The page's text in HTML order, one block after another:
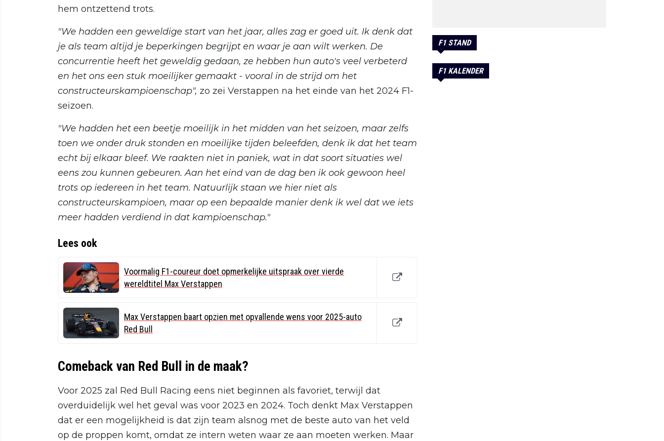
hem ontzettend trots.
"We hadden een geweldige start van het jaar, alles zag er goed uit. Ik denk dat
je als team altijd je beperkingen begrijpt en waar je aan wilt werken. De
concurrentie heeft het geweldig gedaan, ze hebben hun auto's veel verbeterd
en het ons een stuk moeilijker gemaakt - vooral in de strijd om het
constructeurskampioenschap", zo zei Verstappen na het einde van het 2024 F1-
seizoen.
"We hadden het een beetje moeilijk in het midden van het seizoen, maar zelfs
toen we onder druk stonden en moeilijke tijden beleefden, denk ik dat het team
echt bij elkaar bleef. We raakten niet in paniek, wat in dat soort situaties wel
eens zou kunnen gebeuren. Aan het eind van de dag ben ik ook gewoon heel
trots op iedereen in het team. Natuurlijk staan we hier niet als
constructeurskampioen, maar op een bepaalde manier denk ik wel dat we iets
meer hadden verdiend in dat kampioenschap."
Lees ook
Voormalig F1-coureur doet opmerkelijke uitspraak over vierde
wereldtitel Max Verstappen
Max Verstappen baart opzien met opvallende wens voor 2025-auto
Red Bull
Comeback van Red Bull in de maak?
Voor 2025 zal Red Bull Racing eens niet beginnen als favoriet, terwijl dat
overduidelijk wel het geval was voor 2023 en 2024. Toch denkt Max Verstappen
dat er een mogelijkheid is dat zijn team alsnog met de beste auto van het veld
op de proppen komt, omdat ze intern weten waar ze aan moeten werken. Maar
F1 STAND
F1 KALENDER